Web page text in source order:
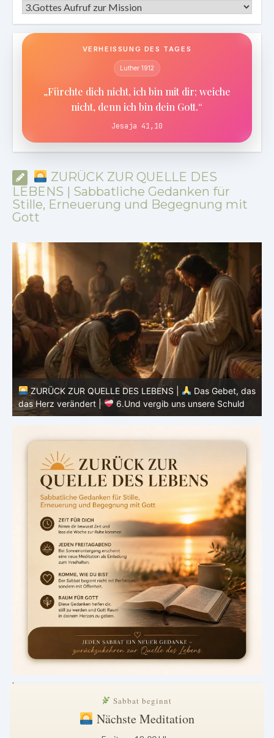
Kategorien
VERHEISSUNG DES TAGES
Luther 1912
„Fürchte dich nicht, ich bin mit dir; weiche
nicht, denn ich bin dein Gott.“
Jesaja 41,10
ZURÜCK ZUR QUELLE DES
LEBENS | Sabbatliche Gedanken für
Stille, Erneuerung und Begegnung mit
Gott
ZURÜCK ZUR QUELLE DES LEBENS |
Das Gebet, das
das Herz verändert |
6.Und vergib uns unsere Schuld
.
Sabbat beginnt
Nächste Meditation